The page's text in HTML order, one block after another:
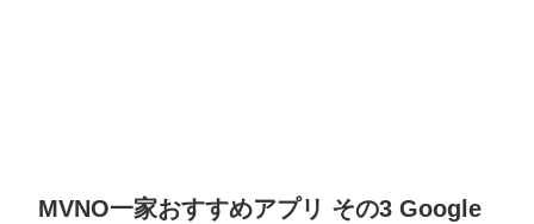
MVNO一家おすすめアプリ その3 Google